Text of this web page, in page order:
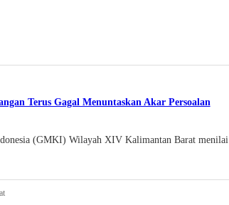
Terus Gagal Menuntaskan Akar Persoalan
(GMKI) Wilayah XIV Kalimantan Barat menilai